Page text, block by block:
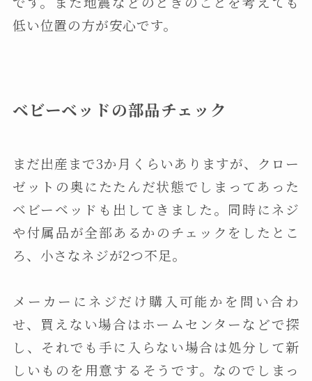
低い位置の方が安心です。
ベビーベッドの部品チェック
まだ出産まで3か月くらいありますが、クロー
ゼットの奥にたたんだ状態でしまってあった
ベビーベッドも出してきました。同時にネジ
や付属品が全部あるかのチェックをしたとこ
ろ、小さなネジが2つ不足。
メーカーにネジだけ購入可能かを問い合わ
せ、買えない場合はホームセンターなどで探
し、それでも手に入らない場合は処分して新
しいものを用意するそうです。なのでしまっ